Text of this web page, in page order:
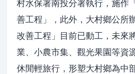
村水保署南投分署執行，施作
善工程」，此外，大村鄉公所
改善工程」目前已動工，未來
業、小農市集、觀光果園等資
休閒輕旅行，形塑大村鄉為中